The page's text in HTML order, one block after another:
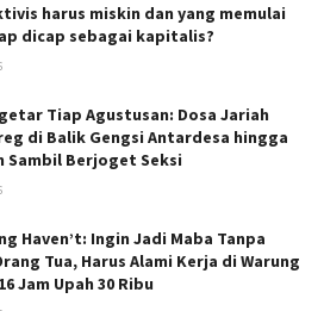
harus miskin dan yang memulai
dicap sebagai kapitalis?
Tiap Agustusan: Dosa Jariah
di Balik Gengsi Antardesa hingga
Sambil Berjoget Seksi
Haven’t: Ingin Jadi Maba Tanpa
Tua, Harus Alami Kerja di Warung
Jam Upah 30 Ribu